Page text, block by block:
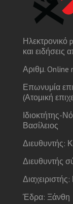
Ηλεκτρονικό
και
Αριθμ. Online
Επωνυμία
(Ατομική
Ιδιοκτήτης-
Βασίλειος
Διευθυντής:
Διευθυντής
Έδρα: Ξάνθη